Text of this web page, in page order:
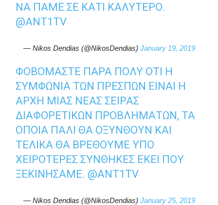
ΝΑ ΠΆΜΕ ΣΕ ΚΆΤΙ ΚΑΛΎΤΕΡΟ.
@ANT1TV
— Nikos Dendias (@NikosDendias) January 19, 2019
ΦΟΒΌΜΑΣΤΕ ΠΆΡΑ ΠΟΛΎ ΌΤΙ Η
ΣΥΜΦΩΝΊΑ ΤΩΝ ΠΡΕΣΠΏΝ ΕΊΝΑΙ Η
ΑΡΧΉ ΜΙΑΣ ΝΈΑΣ ΣΕΙΡΆΣ
ΔΙΑΦΟΡΕΤΙΚΏΝ ΠΡΟΒΛΗΜΆΤΩΝ, ΤΑ
ΟΠΟΊΑ ΠΆΛΙ ΘΑ ΟΞΥΝΘΟΎΝ ΚΑΙ
ΤΕΛΙΚΆ ΘΑ ΒΡΕΘΟΎΜΕ ΥΠΌ
ΧΕΙΡΌΤΕΡΕΣ ΣΥΝΘΉΚΕΣ ΕΚΕΊ ΠΟΥ
ΞΕΚΙΝΉΣΑΜΕ. @ANT1TV
— Nikos Dendias (@NikosDendias) January 25, 2019